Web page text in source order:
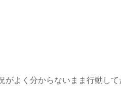
がよく分からないまま行動して